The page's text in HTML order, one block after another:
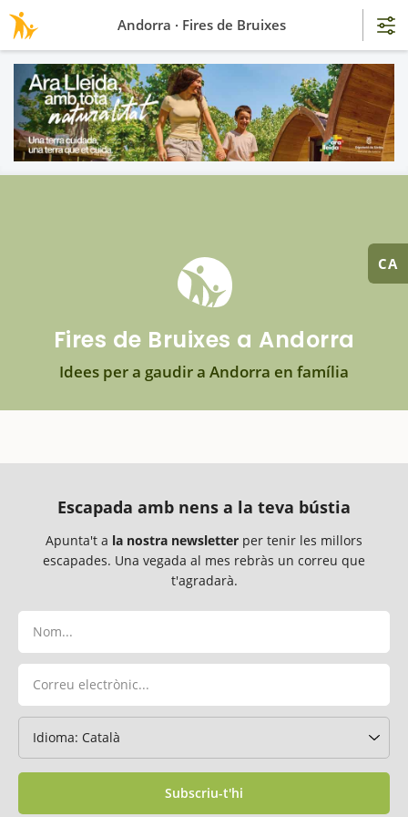
CA
Fires de Bruixes a Andorra
Idees per a gaudir a Andorra en família
Escapada amb nens a la teva bústia
Apunta't a la nostra newsletter per tenir les millors
escapades. Una vegada al mes rebràs un correu que
t'agradarà.
Subscriu-t'hi
Andorra · Fires de Bruixes